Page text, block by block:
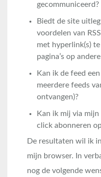
gecommuniceerd?
Biedt de site
voordelen van
met hyperlink(s)
pagina’s op
Kan ik de feed
meerdere feeds
ontvangen)?
Kan ik mij via
click abonneren
De resultaten wil ik
mijn browser. In
nog de volgende